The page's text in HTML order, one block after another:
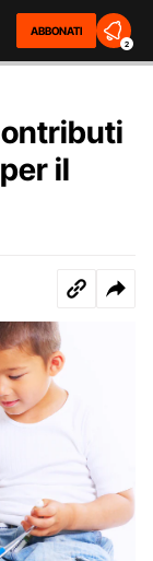
ABBONATI
2
il